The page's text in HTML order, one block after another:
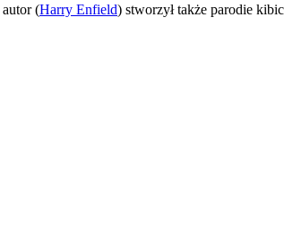
autor (Harry Enfield) stworzył także parodie